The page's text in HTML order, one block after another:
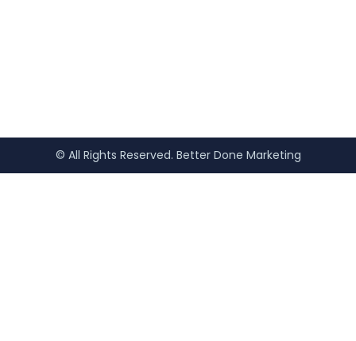
© All Rights Reserved. Better Done Marketing